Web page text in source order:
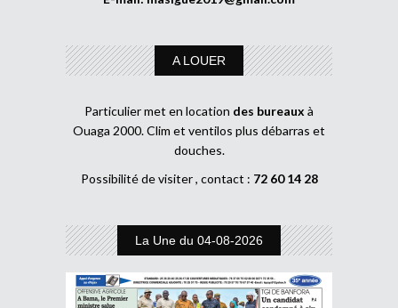
A LOUER
Particulier met en location des bureaux à
Ouaga 2000. Clim et ventilos plus débarras et
douches.
Possibilité de visiter , contact : 72 60 14 28
La Une du 04-08-2026